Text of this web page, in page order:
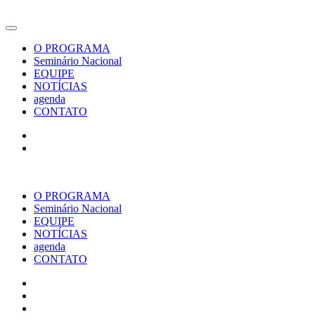
O PROGRAMA
Seminário Nacional
EQUIPE
NOTÍCIAS
agenda
CONTATO
O PROGRAMA
Seminário Nacional
EQUIPE
NOTÍCIAS
agenda
CONTATO